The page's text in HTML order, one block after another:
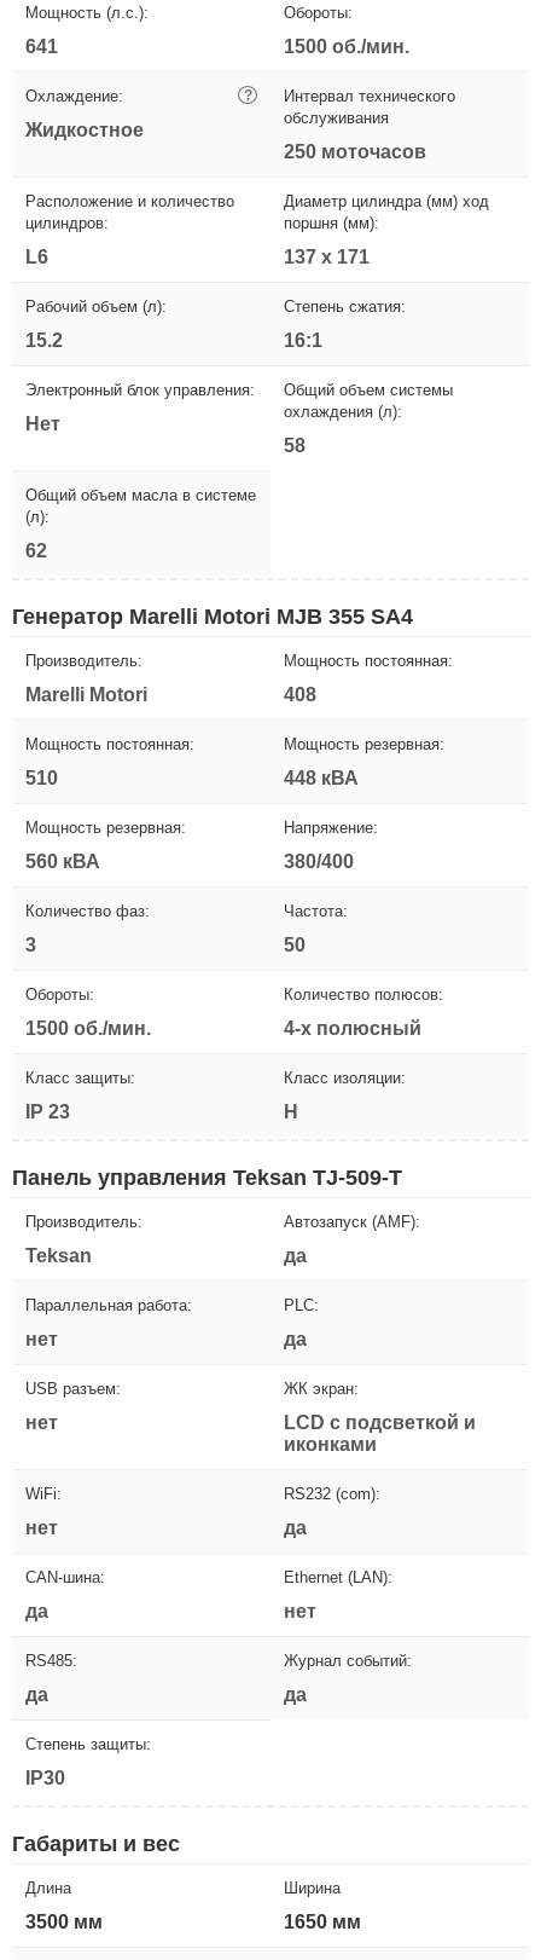
Мощность (л.с.):
641
Обороты:
1500 об./мин.
Охлаждение: ?
Жидкостное
Интервал технического
обслуживания
250 моточасов
Расположение и количество
цилиндров:
L6
Диаметр цилиндра (мм) ход
поршня (мм):
137 х 171
Рабочий объем (л):
15.2
Степень сжатия:
16:1
Электронный блок управления:
Нет
Общий объем системы
охлаждения (л):
58
Общий объем масла в системе
(л):
62
Генератор Marelli Motori MJB 355 SA4
Производитель:
Marelli Motori
Мощность постоянная:
408
Мощность постоянная:
510
Мощность резервная:
448 кВА
Мощность резервная:
560 кВА
Напряжение:
380/400
Количество фаз:
3
Частота:
50
Обороты:
1500 об./мин.
Количество полюсов:
4-х полюсный
Класс защиты:
IP 23
Класс изоляции:
H
Панель управления Teksan TJ-509-T
Производитель:
Teksan
Автозапуск (AMF):
да
Параллельная работа:
нет
PLC:
да
USB разъем:
нет
ЖК экран:
LCD с подсветкой и
иконками
WiFi:
нет
RS232 (com):
да
CAN-шина:
да
Ethernet (LAN):
нет
RS485:
да
Журнал событий:
да
Степень защиты:
IP30
Габариты и вес
Длина
3500 мм
Ширина
1650 мм